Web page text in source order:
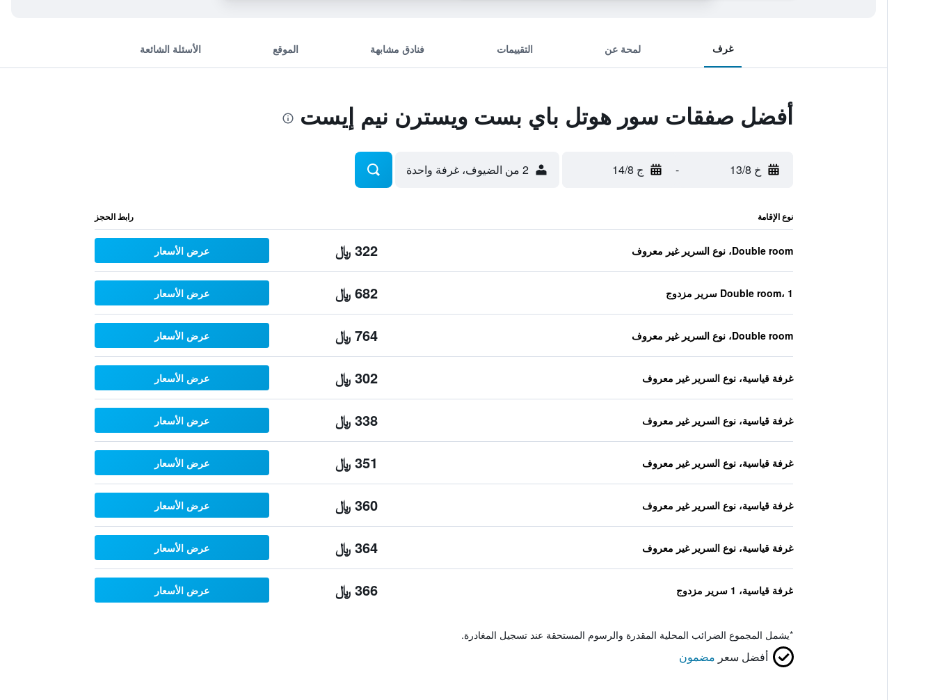
غرف لمحة عن التقييمات فنادق مشابهة الموقع الأسئلة الشائعة
أفضل صفقات سور هوتل باي بست ويسترن نيم إيست
خ 13/8 - ج 14/8 2 من الضيوف، غرفة واحدة
نوع الإقامة رابط الحجز
Double room، نوع السرير غير معروف 322 ﷼ عرض الأسعار
Double room، 1 سرير مزدوج 682 ﷼ عرض الأسعار
Double room، نوع السرير غير معروف 764 ﷼ عرض الأسعار
غرفة قياسية، نوع السرير غير معروف 302 ﷼ عرض الأسعار
غرفة قياسية، نوع السرير غير معروف 338 ﷼ عرض الأسعار
غرفة قياسية، نوع السرير غير معروف 351 ﷼ عرض الأسعار
غرفة قياسية، نوع السرير غير معروف 360 ﷼ عرض الأسعار
غرفة قياسية، نوع السرير غير معروف 364 ﷼ عرض الأسعار
غرفة قياسية، 1 سرير مزدوج 366 ﷼ عرض الأسعار
*يشمل المجموع الضرائب المحلية المقدرة والرسوم المستحقة عند تسجيل المغادرة.
أفضل سعر مضمون